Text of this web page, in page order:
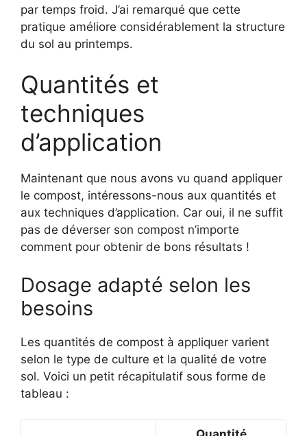
par temps froid. J’ai remarqué que cette
pratique améliore considérablement la structure
du sol au printemps.
Quantités et
techniques
d’application
Maintenant que nous avons vu quand appliquer
le compost, intéressons-nous aux quantités et
aux techniques d’application. Car oui, il ne suffit
pas de déverser son compost n’importe
comment pour obtenir de bons résultats !
Dosage adapté selon les
besoins
Les quantités de compost à appliquer varient
selon le type de culture et la qualité de votre
sol. Voici un petit récapitulatif sous forme de
tableau :